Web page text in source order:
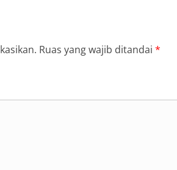
Ruas yang wajib ditandai *